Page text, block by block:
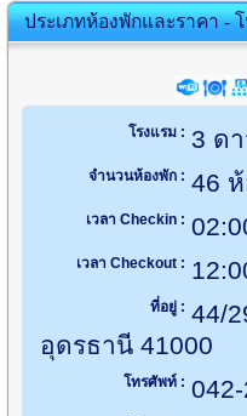
ประเภทห้องพักและราคา -
โรงแรม : 3 ด
จำนวนห้องพัก : 46
เวลา Checkin :
เวลา Checkout :
ที่อยู่ : 44/
อุดรธานี 41000
โทรศัพท์ :